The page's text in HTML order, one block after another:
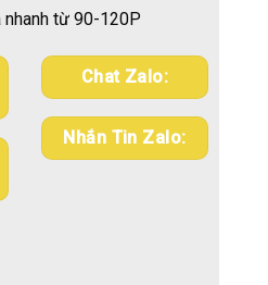
nhanh từ 90-120P
Chat Zalo:
Nhắn Tin Zalo: